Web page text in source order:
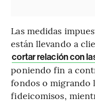
Las medidas
están llevando a
cortar relación con
poniendo fin a
fondos o migrando
fideicomisos,